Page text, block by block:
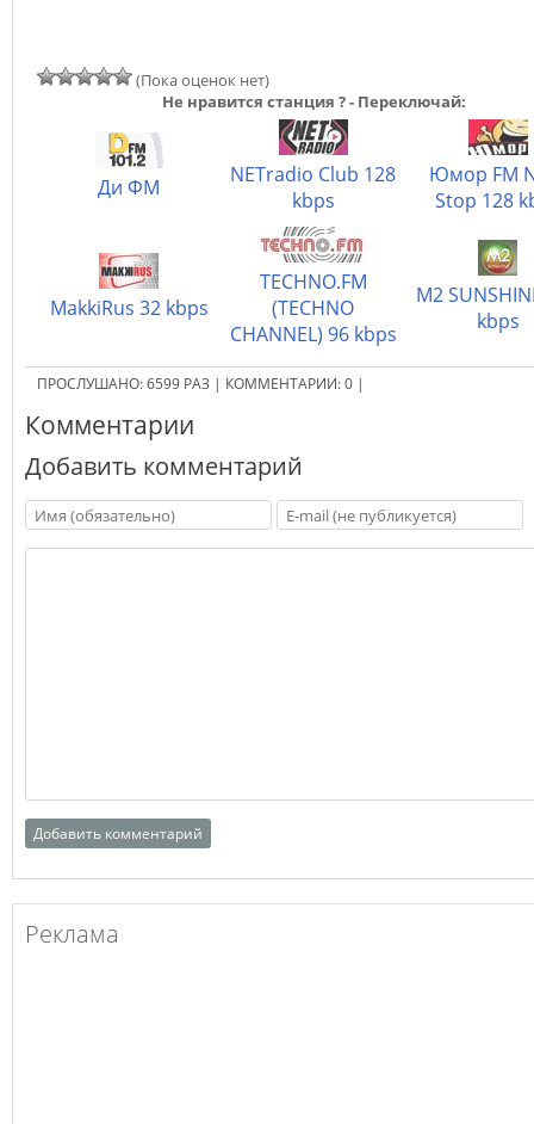
(Пока оценок нет)
Не нравится станция ? - Переключай:
Ди ФМ
NETradio Club 128
kbps
Юмор FM
Stop 128
MakkiRus 32 kbps
TECHNO.FM
(TECHNO
CHANNEL) 96 kbps
M2
kbps
ПРОСЛУШАНО:6599 РАЗ | КОММЕНТАРИИ:0 |
Комментарии
Добавить комментарий
Реклама